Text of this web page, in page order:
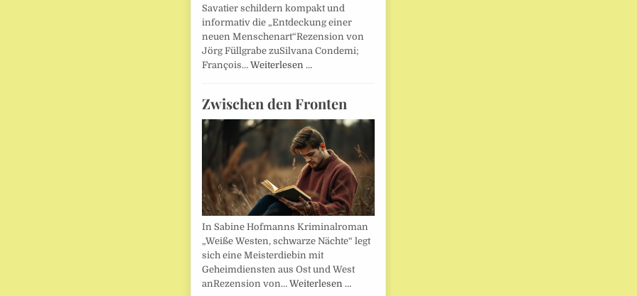
Savatier schildern kompakt und
informativ die „Entdeckung einer
neuen Menschenart“Rezension von
Jörg Füllgrabe zuSilvana Condemi;
François… Weiterlesen …
Zwischen den Fronten
In Sabine Hofmanns Kriminalroman
„Weiße Westen, schwarze Nächte“ legt
sich eine Meisterdiebin mit
Geheimdiensten aus Ost und West
anRezension von… Weiterlesen …